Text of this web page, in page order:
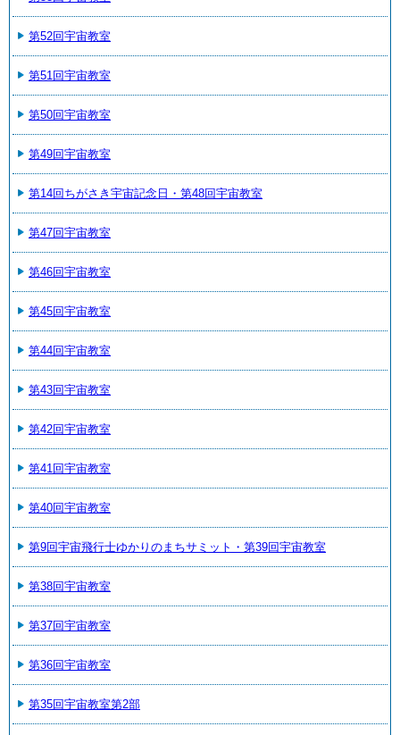
第52回宇宙教室
第51回宇宙教室
第50回宇宙教室
第49回宇宙教室
第14回ちがさき宇宙記念日・第48回宇宙教室
第47回宇宙教室
第46回宇宙教室
第45回宇宙教室
第44回宇宙教室
第43回宇宙教室
第42回宇宙教室
第41回宇宙教室
第40回宇宙教室
第9回宇宙飛行士ゆかりのまちサミット・第39回宇宙教室
第38回宇宙教室
第37回宇宙教室
第36回宇宙教室
第35回宇宙教室第2部